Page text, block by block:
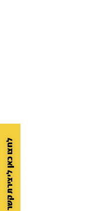
לחצו כאן ליצירת קשר